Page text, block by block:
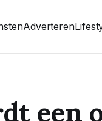
Adverteren
een